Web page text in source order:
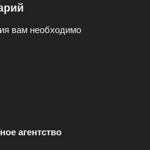
вам необходимо
агентство